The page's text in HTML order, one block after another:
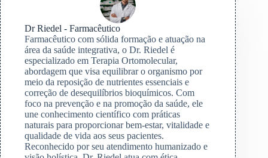
Dr Riedel - Farmacêutico
Farmacêutico com sólida formação e atuação na
área da saúde integrativa, o Dr. Riedel é
especializado em Terapia Ortomolecular,
abordagem que visa equilibrar o organismo por
meio da reposição de nutrientes essenciais e
correção de desequilíbrios bioquímicos. Com
foco na prevenção e na promoção da saúde, ele
une conhecimento científico com práticas
naturais para proporcionar bem-estar, vitalidade e
qualidade de vida aos seus pacientes.
Reconhecido por seu atendimento humanizado e